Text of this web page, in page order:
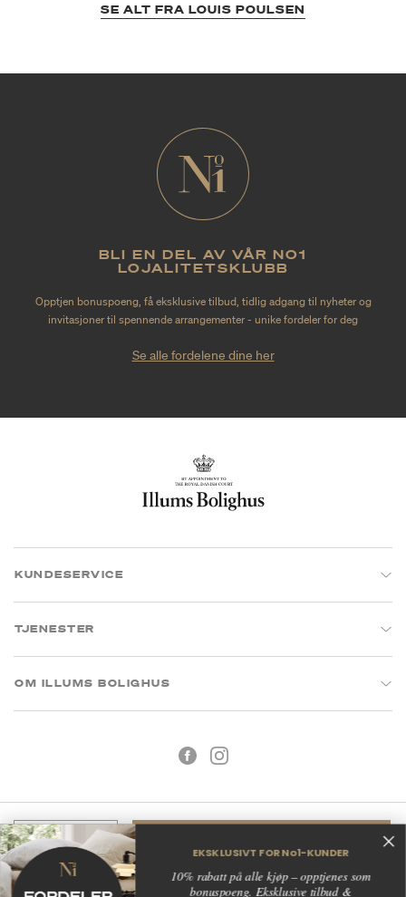
SE ALT FRA LOUIS POULSEN
BLI EN DEL AV VÅR NO1
LOJALITETSKLUBB
Opptjen bonuspoeng, få eksklusive tilbud, tidlig adgang til nyheter og
invitasjoner til spennende arrangementer - unike fordeler for deg
Se alle fordelene dine her
KUNDESERVICE
TJENESTER
OM ILLUMS BOLIGHUS
Kjøpsbetingelser Personvern
EKSKLUSIVT FOR No1-KUNDER
10% rabatt på alle kjøp – opptjenes som
bonuspoeng. Eksklusive tilbud &